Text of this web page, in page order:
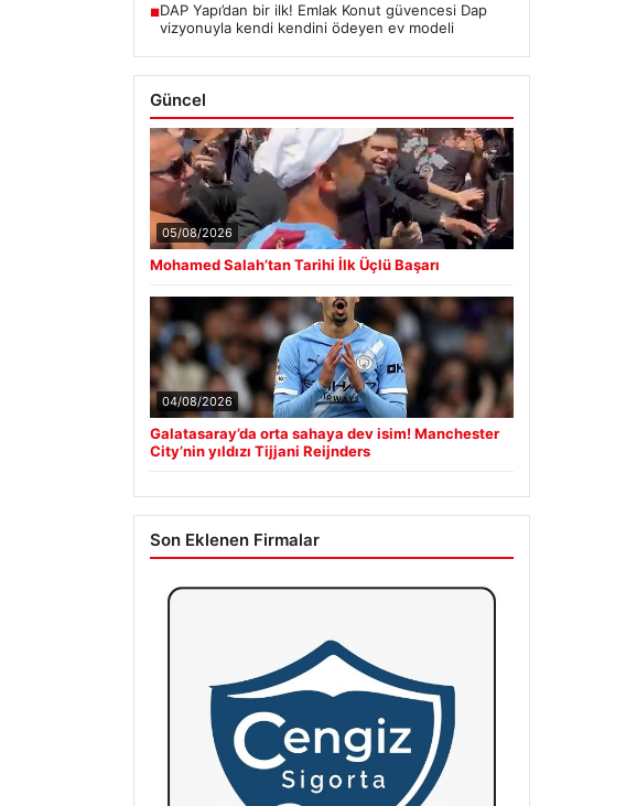
■DAP Yapı’dan bir ilk! Emlak Konut güvencesi Dap
vizyonuyla kendi kendini ödeyen ev modeli
Güncel
05/08/2026
Mohamed Salah’tan Tarihi İlk Üçlü Başarı
04/08/2026
Galatasaray’da orta sahaya dev isim! Manchester
City’nin yıldızı Tijjani Reijnders
Son Eklenen Firmalar